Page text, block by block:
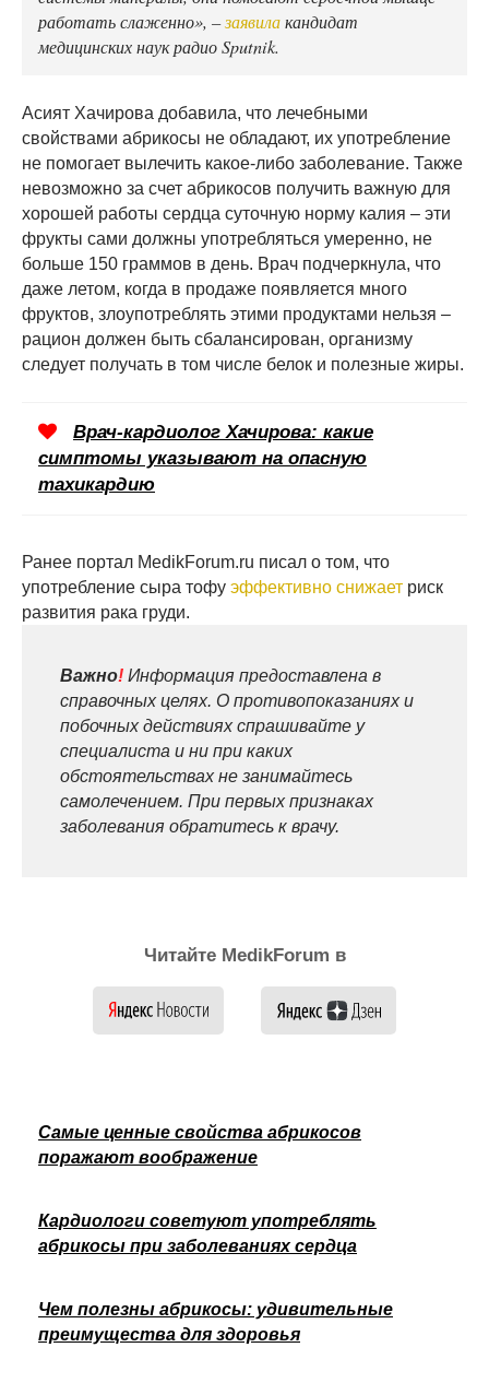
работать слаженно», –заявилакандидат
медицинских наук радио Sputnik.
Асият Хачирова добавила, что лечебными
свойствами абрикосы не обладают, их употребление
не помогает вылечить какое-либо заболевание. Также
невозможно за счет абрикосов получить важную для
хорошей работы сердца суточную норму калия – эти
фрукты сами должны употребляться умеренно, не
больше 150 граммов в день. Врач подчеркнула, что
даже летом, когда в продаже появляется много
фруктов, злоупотреблять этими продуктами нельзя –
рацион должен быть сбалансирован, организму
следует получать в том числе белок и полезные жиры.
Врач-кардиолог Хачирова: какие
симптомы указывают на опасную
тахикардию
Ранее портал MedikForum.ru писал о том, что
употребление сыра тофу эффективно снижает риск
развития рака груди.
Важно! Информация предоставлена в
справочных целях. О противопоказаниях и
побочных действиях спрашивайте у
специалиста и ни при каких
обстоятельствах не занимайтесь
самолечением. При первых признаках
заболевания обратитесь к врачу.
Читайте MedikForum в
Самые ценные свойства абрикосов
поражают воображение
Кардиологи советуют употреблять
абрикосы при заболеваниях сердца
Чем полезны абрикосы: удивительные
преимущества для здоровья